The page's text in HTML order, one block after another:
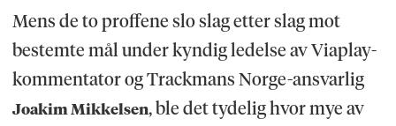
Mens de to proffene slo slag etter slag mot
bestemte mål under kyndig ledelse av Viaplay-
kommentator og Trackmans Norge-ansvarlig
Joakim Mikkelsen, ble det tydelig hvor mye av